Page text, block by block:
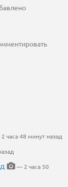
часа 48 минут назад
— 2 часа 50